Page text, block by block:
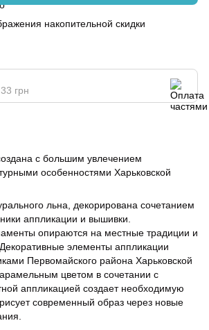
накопительной скидки
грн
с большим увлечением
особенностями Харьковской
льна, декорирована сочетанием
аппликации и вышивки.
опираются на местные традиции и
элементы аппликации
Первомайского района Харьковской
цветом в сочетании с
аппликацией создает необходимую
современный образ через новые